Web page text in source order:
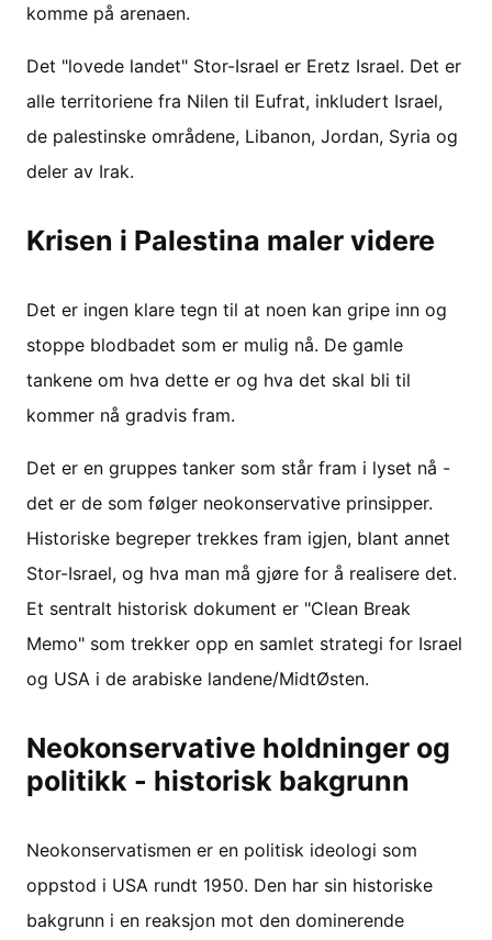
komme på arenaen.
Det "lovede landet" Stor-Israel er Eretz Israel. Det er
alle territoriene fra Nilen til Eufrat, inkludert Israel,
de palestinske områdene, Libanon, Jordan, Syria og
deler av Irak.
Krisen i Palestina maler videre
Det er ingen klare tegn til at noen kan gripe inn og
stoppe blodbadet som er mulig nå. De gamle
tankene om hva dette er og hva det skal bli til
kommer nå gradvis fram.
Det er en gruppes tanker som står fram i lyset nå -
det er de som følger neokonservative prinsipper.
Historiske begreper trekkes fram igjen, blant annet
Stor-Israel, og hva man må gjøre for å realisere det.
Et sentralt historisk dokument er "Clean Break
Memo" som trekker opp en samlet strategi for Israel
og USA i de arabiske landene/MidtØsten.
Neokonservative holdninger og
politikk - historisk bakgrunn
Neokonservatismen er en politisk ideologi som
oppstod i USA rundt 1950. Den har sin historiske
bakgrunn i en reaksjon mot den dominerende